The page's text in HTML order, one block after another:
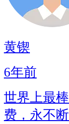
黄锲
6年前
世界上最
费，永不